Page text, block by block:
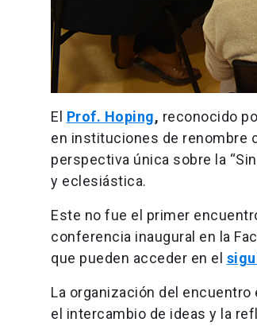
El Prof. Hoping, reconocido
en instituciones de renombre
perspectiva única sobre la
y eclesiástica.
Este no fue el primer
conferencia inaugural en la
que pueden acceder en el
La organización del encuentro
el intercambio de ideas y la